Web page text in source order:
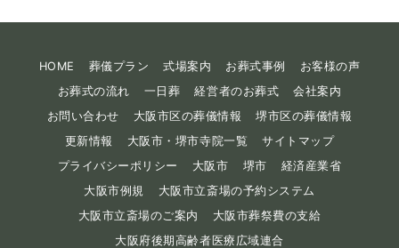
HOME 葬儀プラン 式場案内 お葬式事例
お客様の声
お葬式の流れ
一日葬 経営者のお葬式
会社案内
お問い合わせ
大阪市区の葬儀情報
堺市区の葬儀情報
更新情報
大阪市・堺市寺院一覧
サイトマップ
プライバシーポリシー
大阪市 堺市
経済産業省
大阪市例規
大阪市立斎場の予約システム
大阪市立斎場のご案内
大阪市葬祭費の支給
大阪府後期高齢者医療広域連合